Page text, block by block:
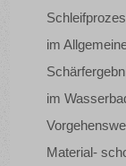
im
im
Material-